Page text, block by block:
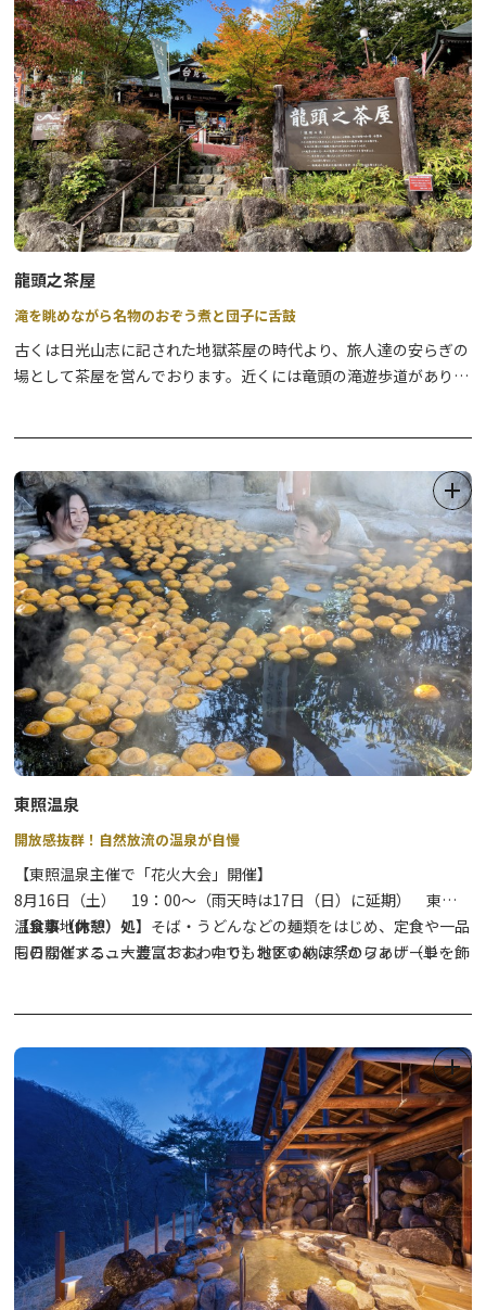
龍頭之茶屋
滝を眺めながら名物のおぞう煮と団子に舌鼓
古くは日光山志に記された地獄茶屋の時代より、旅人達の安らぎの
場として茶屋を営んでおります。近くには竜頭の滝遊歩道があり、
だんご、お土産では心地良い食感と上品な甘さのひぐらし餅が人気
です。また、コーヒースタンド旅情庵ではひぐらし餅付きの抹茶や
清流で淹れたコーヒーをお召し上がり頂けます。
東照温泉
開放感抜群！自然放流の温泉が自慢
【東照温泉主催で「花火大会」開催】
8月16日（土） 19：00～（雨天時は17日（日）に延期） 東照
温泉敷地内
同日開催する、大渡（おおわたり）地区の納涼祭のフィナーレを飾
泉質はアルカリ性単純温泉。湯量が豊富で、循環や沸かし返しでは
なく自然放流が自慢の日帰り温泉施設です。日光連山を望む露天風
呂は開放感たっぷりで、ゆったりと温泉を満喫できるようになって
います。年に一度の冬至の時には特別に露天風呂と内湯両方にユズ
が浮かべられ、ユズの香りが漂う中、贅沢な入浴時間を過ごせま
す。
※季節により冬至の日が異なりますので、実施日は施設に直接お問
い合わせ下さい。
【食事（休憩）処】 そば・うどんなどの麺類をはじめ、定食や一品
ものなどメニュー豊富です。中でもおすすめは「からあげ（単